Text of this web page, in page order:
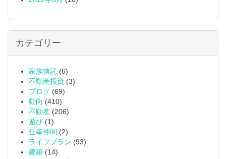
カテゴリー
家族信託 (6)
不動産投資 (3)
ブログ (69)
動向 (410)
不動産 (206)
遊び (1)
仕事仲間 (2)
ライフプラン (93)
建築 (14)